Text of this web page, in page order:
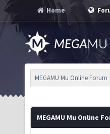
Home
MEGAMU Mu Online Forum
MEGAMU Mu Online